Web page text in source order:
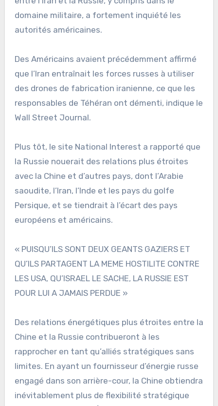
domaine militaire, a fortement inquiété les
autorités américaines.
Des Américains avaient précédemment affirmé
que l’Iran entraînait les forces russes à utiliser
des drones de fabrication iranienne, ce que les
responsables de Téhéran ont démenti, indique le
Wall Street Journal.
Plus tôt, le site National Interest a rapporté que
la Russie nouerait des relations plus étroites
avec la Chine et d’autres pays, dont l’Arabie
saoudite, l’Iran, l’Inde et les pays du golfe
Persique, et se tiendrait à l’écart des pays
européens et américains.
« PUISQU’ILS SONT DEUX GEANTS GAZIERS ET
QU’ILS PARTAGENT LA MEME HOSTILITE CONTRE
LES USA, QU’ISRAEL LE SACHE, LA RUSSIE EST
POUR LUI A JAMAIS PERDUE »
Des relations énergétiques plus étroites entre la
Chine et la Russie contribueront à les
rapprocher en tant qu’alliés stratégiques sans
limites. En ayant un fournisseur d’énergie russe
engagé dans son arrière-cour, la Chine obtiendra
inévitablement plus de flexibilité stratégique